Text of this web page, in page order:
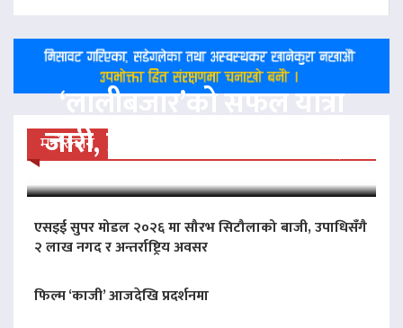
मनोरन्जन
‘लालीबजार’को सफल यात्रा
जारी, प्रदर्शनको ५१औँ दिन पूरा
एसइई सुपर मोडल २०२६ मा सौरभ सिटौलाको बाजी, उपाधिसँगै
२ लाख नगद र अन्तर्राष्ट्रिय अवसर
फिल्म ‘काजी’ आजदेखि प्रदर्शनमा